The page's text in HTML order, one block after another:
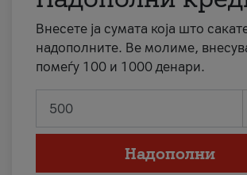
Внесете ја сумата која што
надополните. Ве молиме,
помеѓу 100 и 1000 денари.
Надополни